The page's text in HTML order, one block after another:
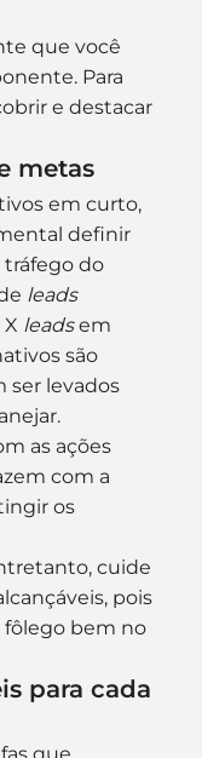
que você
Para
e destacar
metas
em curto,
definir
do
leads
leads em
são
ser levados
as ações
com a
os
cuide
pois
bem no
para cada